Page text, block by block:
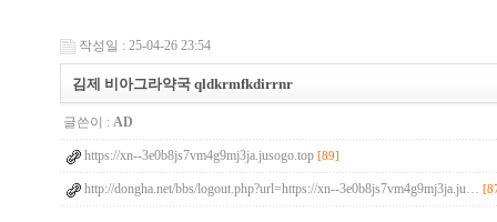
작성일 : 25-04-26 23:54
김제 비아그라약국 qldkrmfkdirrnr
글쓴이 : AD
https://xn--3e0b8js7vm4g9mj3ja.jusogo.top [89]
http://dongha.net/bbs/logout.php?url=https://xn--3e0b8js7vm4g9mj3ja.ju…